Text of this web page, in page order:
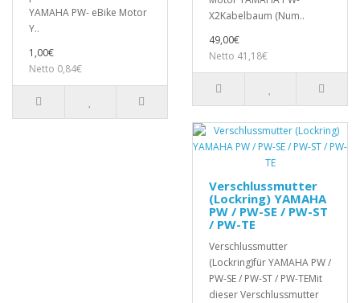
YAMAHA PW- eBike Motor
Y..
1,00€
Netto 0,84€
X2Kabelbaum (Num..
49,00€
Netto 41,18€
Verschlussmutter
(Lockring) YAMAHA
PW / PW-SE / PW-ST
/ PW-TE
Verschlussmutter
(Lockring)für YAMAHA PW /
PW-SE / PW-ST / PW-TEMit
dieser Verschlussmutter